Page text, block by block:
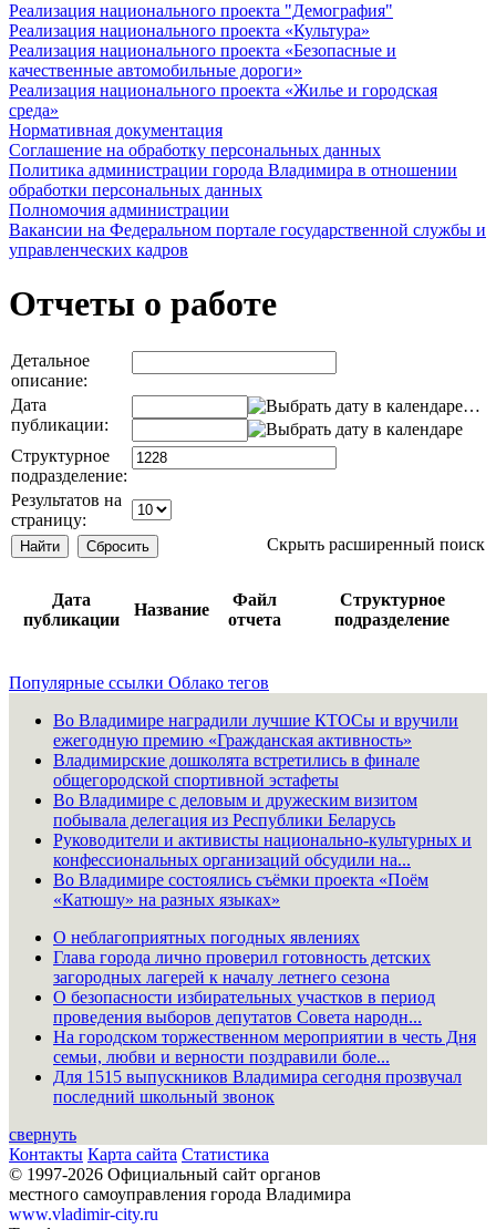
Реализация национального проекта "Демография"
Реализация национального проекта «Культура»
Реализация национального проекта «Безопасные и
качественные автомобильные дороги»
Реализация национального проекта «Жилье и городская
среда»
Нормативная документация
Соглашение на обработку персональных данных
Политика администрации города Владимира в отношении
обработки персональных данных
Полномочия администрации
Вакансии на Федеральном портале государственной службы и
управленческих кадров
Отчеты о работе
Детальное
описание:
Дата
публикации:
…
Структурное
подразделение:
Результатов на
страницу:
Скрыть расширенный поиск
Дата
публикации
Название
Файл
отчета
Структурное
подразделение
Популярные ссылки Облако тегов
Во Владимире наградили лучшие КТОСы и вручили
ежегодную премию «Гражданская активность»
Владимирские дошколята встретились в финале
общегородской спортивной эстафеты
Во Владимире с деловым и дружеским визитом
побывала делегация из Республики Беларусь
Руководители и активисты национально-культурных и
конфессиональных организаций обсудили на...
Во Владимире состоялись съёмки проекта «Поём
«Катюшу» на разных языках»
О неблагоприятных погодных явлениях
Глава города лично проверил готовность детских
загородных лагерей к началу летнего сезона
О безопасности избирательных участков в период
проведения выборов депутатов Совета народн...
На городском торжественном мероприятии в честь Дня
семьи, любви и верности поздравили боле...
Для 1515 выпускников Владимира сегодня прозвучал
последний школьный звонок
свернуть
Контакты Карта сайта Статистика
© 1997-2026 Официальный сайт органов
местного самоуправления города Владимира
www.vladimir-city.ru